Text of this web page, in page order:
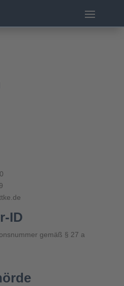
ID
gemäß § 27 a